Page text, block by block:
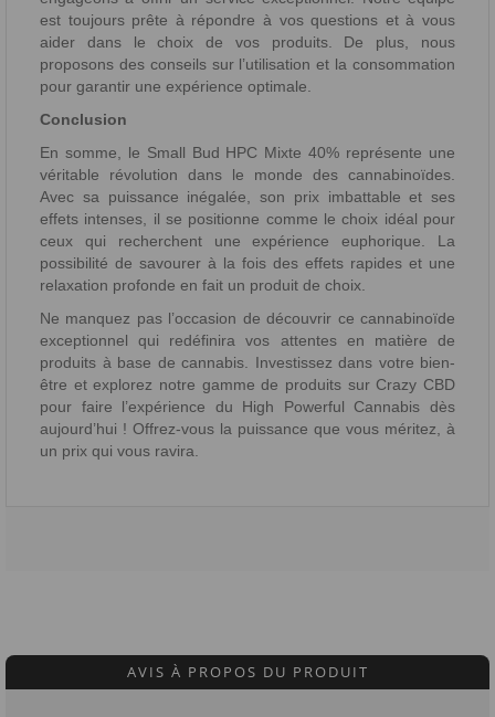
est toujours prête à répondre à vos questions et à vous
aider dans le choix de vos produits. De plus, nous
proposons des conseils sur l’utilisation et la consommation
pour garantir une expérience optimale.
Conclusion
En somme, le Small Bud HPC Mixte 40% représente une
véritable révolution dans le monde des cannabinoïdes.
Avec sa puissance inégalée, son prix imbattable et ses
effets intenses, il se positionne comme le choix idéal pour
ceux qui recherchent une expérience euphorique. La
possibilité de savourer à la fois des effets rapides et une
relaxation profonde en fait un produit de choix.
Ne manquez pas l’occasion de découvrir ce cannabinoïde
exceptionnel qui redéfinira vos attentes en matière de
produits à base de cannabis. Investissez dans votre bien-
être et explorez notre gamme de produits sur Crazy CBD
pour faire l’expérience du High Powerful Cannabis dès
aujourd’hui ! Offrez-vous la puissance que vous méritez, à
un prix qui vous ravira.
AVIS À PROPOS DU PRODUIT